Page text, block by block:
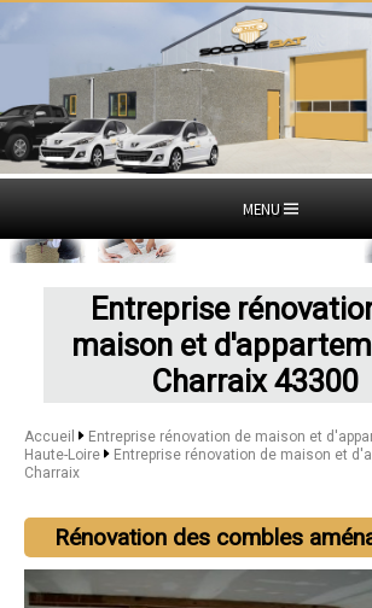
MENU
Entreprise
maison et
Charraix 43300
Accueil
Entreprise rénovation de maison et
Haute-Loire
Entreprise rénovation de maison et
Charraix
Rénovation des combles